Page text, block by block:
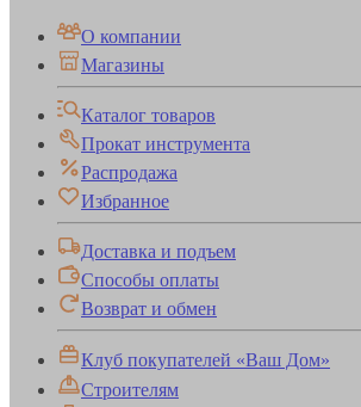
О компании
Магазины
Каталог товаров
Прокат инструмента
Распродажа
Избранное
Доставка и подъем
Способы оплаты
Возврат и обмен
Клуб покупателей «Ваш Дом»
Строителям